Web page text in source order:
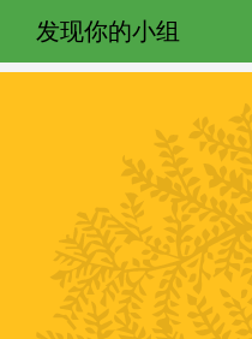
发现你的小组